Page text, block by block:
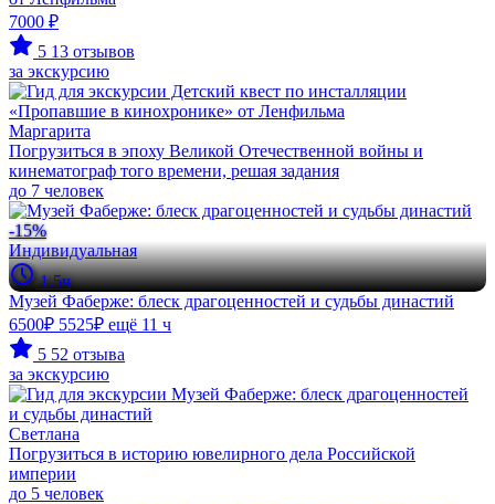
7000 ₽
5 13 отзывов
за экскурсию
Маргарита
Погрузиться в эпоху Великой Отечественной войны и
кинематограф того времени, решая задания
до 7 человек
-15%
Индивидуальная
1.5ч
Музей Фаберже: блеск драгоценностей и судьбы династий
6500₽ 5525₽ ещё 11 ч
5 52 отзыва
за экскурсию
Светлана
Погрузиться в историю ювелирного дела Российской
империи
до 5 человек